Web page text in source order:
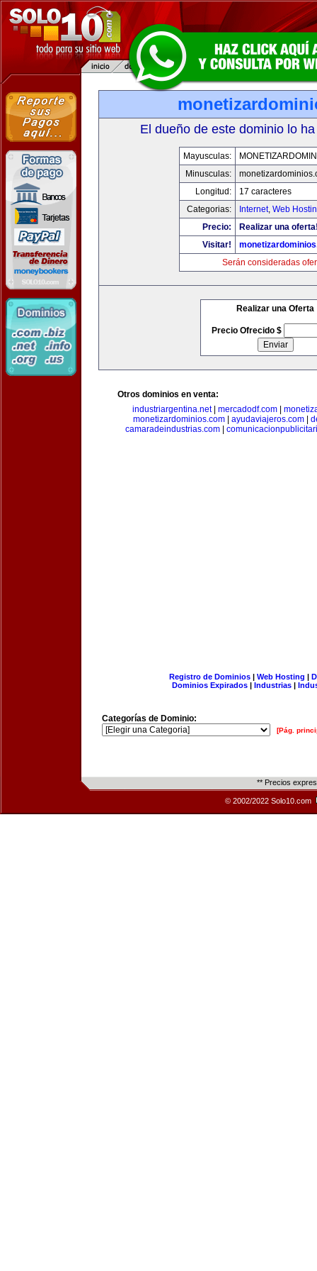
El dueño de este dominio lo
Mayusculas:
Minusculas:
Longitud:
17 caracteres
Categorias:
Internet, Web
Precio:
Realizar una
Visitar!
Serán consideradas
Realizar una Oferta
Precio Ofrecido $
Otros dominios en venta:
industriargentina.net| mercadodf.com|
monetizardominios.com
ayudaviajeros.com
camaradeindustrias.com|
Registro de Dominios| Web Hosting |
Dominios Expirados | Industrias |
Categorías de Dominio:
[Pág.
** Precios
© 2002/2022 Solo10.com